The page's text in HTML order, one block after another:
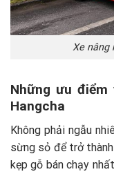
Xe nâng
Những ưu
Hangcha
Không phải ngẫu
sừng sỏ để trở
kẹp gỗ bán chạy